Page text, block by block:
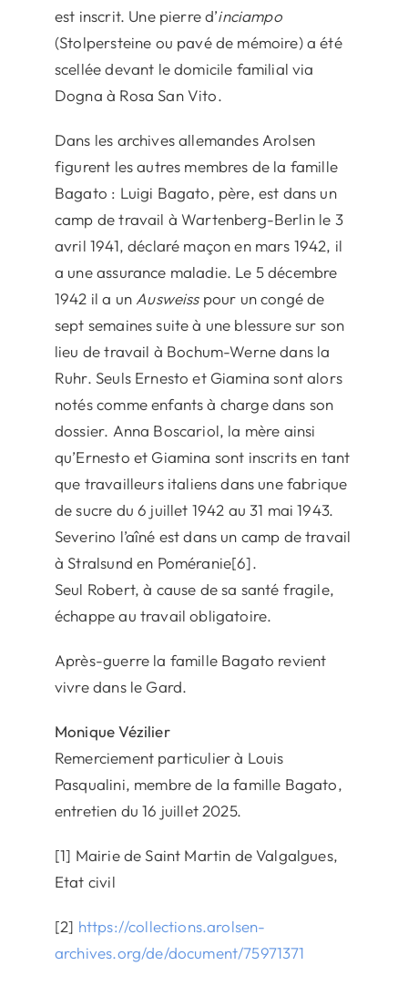
est inscrit. Une pierre d’inciampo
(Stolpersteine ou pavé de mémoire) a été
scellée devant le domicile familial via
Dogna à Rosa San Vito.
Dans les archives allemandes Arolsen
figurent les autres membres de la famille
Bagato : Luigi Bagato, père, est dans un
camp de travail à Wartenberg-Berlin le 3
avril 1941, déclaré maçon en mars 1942, il
a une assurance maladie. Le 5 décembre
1942 il a un Ausweiss pour un congé de
sept semaines suite à une blessure sur son
lieu de travail à Bochum-Werne dans la
Ruhr. Seuls Ernesto et Giamina sont alors
notés comme enfants à charge dans son
dossier. Anna Boscariol, la mère ainsi
qu’Ernesto et Giamina sont inscrits en tant
que travailleurs italiens dans une fabrique
de sucre du 6 juillet 1942 au 31 mai 1943.
Severino l’aîné est dans un camp de travail
à Stralsund en Poméranie[6].
Seul Robert, à cause de sa santé fragile,
échappe au travail obligatoire.
Après-guerre la famille Bagato revient
vivre dans le Gard.
Monique Vézilier
Remerciement particulier à Louis
Pasqualini, membre de la famille Bagato,
entretien du 16 juillet 2025.
[1] Mairie de Saint Martin de Valgalgues,
Etat civil
[2] https://collections.arolsen-
archives.org/de/document/75971371